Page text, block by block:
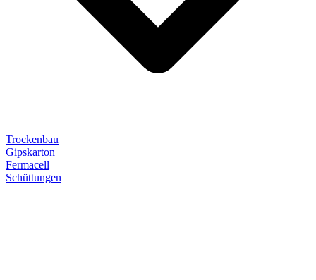
Trockenbau
Gipskarton
Fermacell
Schüttungen